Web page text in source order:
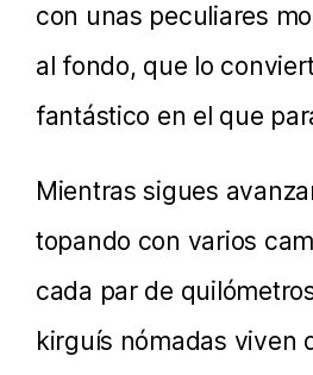
con unas peculiares
al fondo, que lo
fantástico en el que
Mientras sigues
topando con varios
cada par de
kirguís nómadas viven